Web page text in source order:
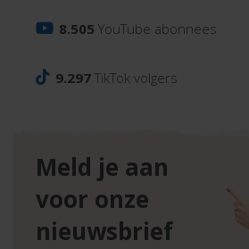
8.505 YouTube abonnees
9.297 TikTok volgers
Meld je aan
voor onze
nieuwsbrief